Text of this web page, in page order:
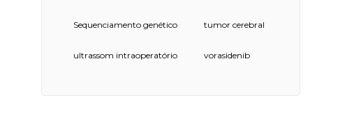
Sequenciamento genético tumor cerebral
ultrassom intraoperatório vorasidenib